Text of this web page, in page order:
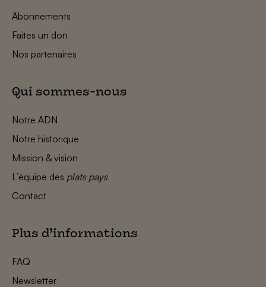
Abonnements
Faites un don
Nos partenaires
Qui sommes-nous
Notre ADN
Notre historique
Mission & vision
L’équipe des plats pays
Contact
Plus d’informations
FAQ
Newsletter